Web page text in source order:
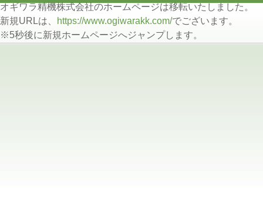
オギワラ精機株式会社のホームページは移転いたしました。
新規URLは、
https://www.ogiwarakk.com/でございます。
※5秒後に新規ホームページへジャンプします。